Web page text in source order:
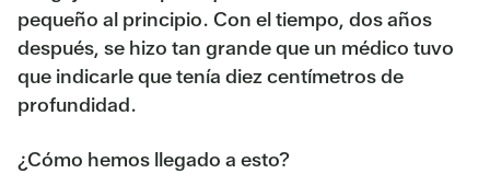
pequeño al principio. Con el tiempo, dos años
después, se hizo tan grande que un médico tuvo
que indicarle que tenía diez centímetros de
profundidad.
¿Cómo hemos llegado a esto?